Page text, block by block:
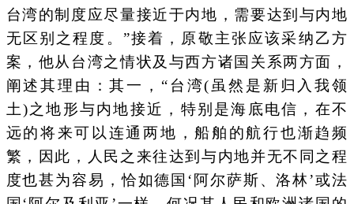
台湾的制度应尽量接近于内地，需要达到与内地
无区别之程度。”接着，原敬主张应该采纳乙方
案，他从台湾之情状及与西方诸国关系两方面，
阐述其理由：其一，“台湾(虽然是新归入我领
土)之地形与内地接近，特别是海底电信，在不
远的将来可以连通两地，船舶的航行也渐趋频
繁，因此，人民之来往达到与内地并无不同之程
度也甚为容易，恰如德国‘阿尔萨斯、洛林’或法